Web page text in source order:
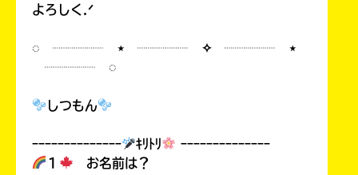
よろしく.ᐟ
◌ ┈┈┈┈ ⋆ ┈┈┈┈ ✧ ┈┈┈┈ ⋆
┈┈┈┈ ◌
しつもん
ｰｰｰｰｰｰｰｰｰｰｰｰｰｰ ｷﾘﾄﾘ
ｰｰｰｰｰｰｰｰｰｰｰｰｰｰ
１
お名前は？